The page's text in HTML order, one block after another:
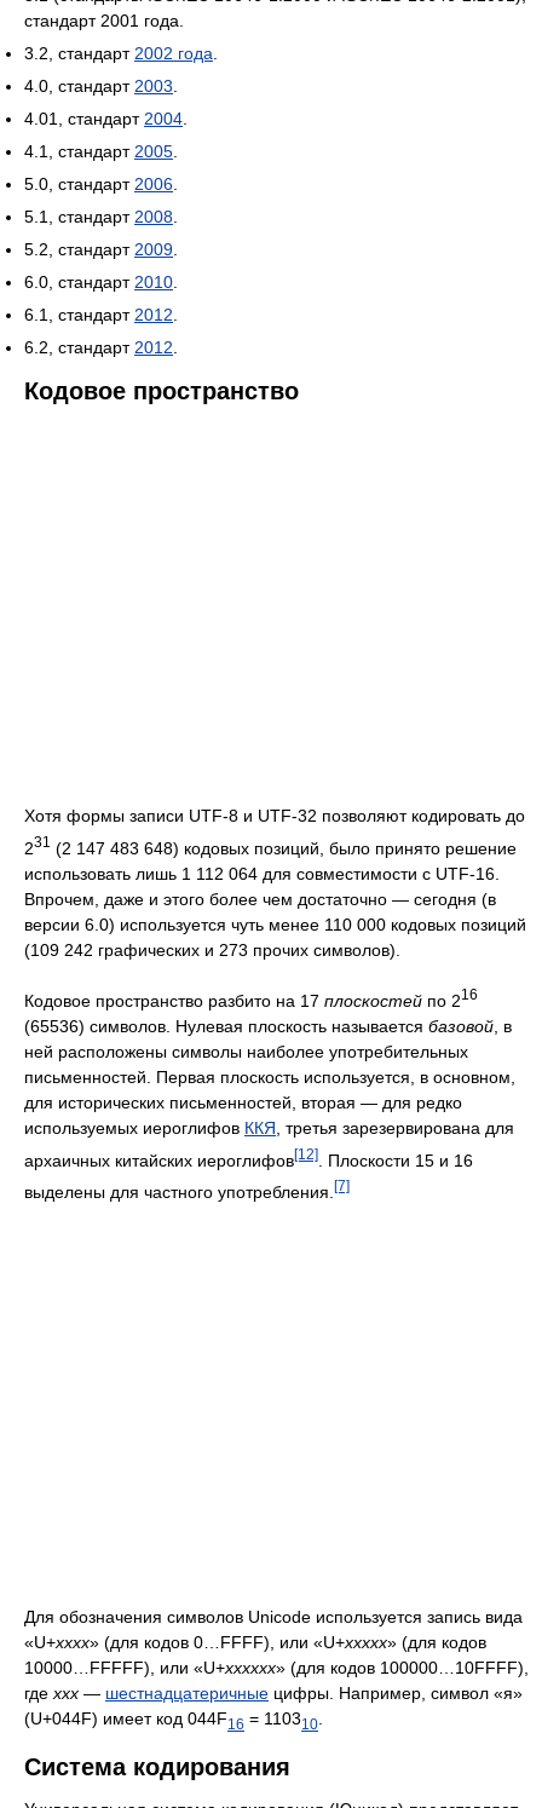
стандарт 2001 года.
3.2, стандарт 2002 года
4.0, стандарт 2003
4.01, стандарт 2004
4.1, стандарт 2005
5.0, стандарт 2006
5.1, стандарт 2008
5.2, стандарт 2009
6.0, стандарт 2010
6.1, стандарт 2012
6.2, стандарт 2012
Кодовое пространство
Хотя формы записи UTF-8 и UTF-32 позволяют кодировать до
231
(2 147 483 648) кодовых позиций, было принято решение
использовать лишь 1 112 064 для совместимости с UTF-16.
Впрочем, даже и этого более чем достаточно — сегодня (в
версии 6.0) используется чуть менее 110 000 кодовых позиций
(109 242 графических и 273 прочих символов).
Кодовое пространство разбито на 17 плоскостей по 216
(65536) символов. Нулевая плоскость называется базовой , в
ней расположены символы наиболее употребительных
письменностей. Первая плоскость используется, в основном,
для исторических письменностей, вторая — для редко
используемых иероглифов ККЯ , третья зарезервирована для
архаичных китайских иероглифов[12]
. Плоскости 15 и 16
выделены для частного употребления. [7]
Для обозначения символов Unicode используется запись вида
«U+xxxx» (для кодов 0…FFFF), или «U+xxxxx» (для кодов
10000…FFFFF), или «U+xxxxxx» (для кодов 100000…10FFFF),
где xxx — шестнадцатеричные цифры. Например, символ «я»
(U+044F) имеет код 044F16 = 110310
Система кодирования